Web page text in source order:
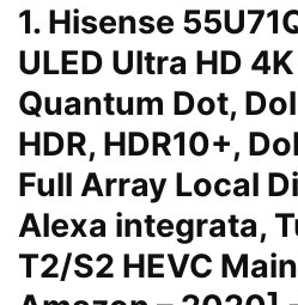
1. Hisense
ULED Ultra HD
Quantum Dot,
HDR, HDR10+,
Full Array Local
Alexa integrata,
T2/S2 HEVC